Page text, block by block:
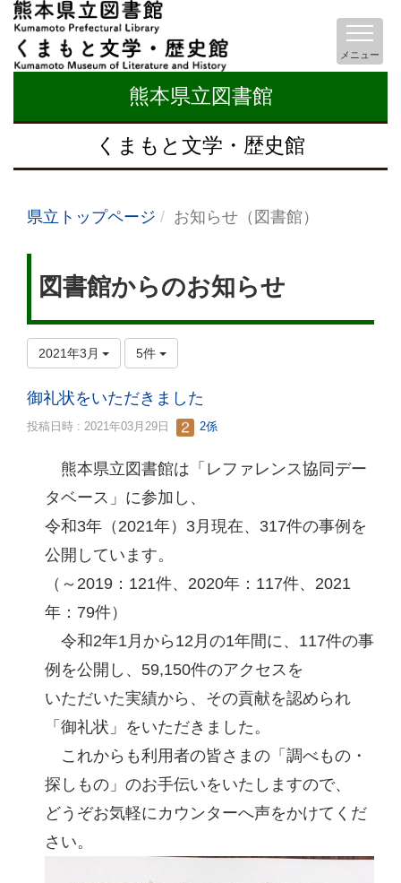
熊本県立図書館
くまもと文学・歴史館
メニュー
県立トップページ お知らせ（図書館）
図書館からのお知らせ
2021年3月 5件
御礼状をいただきました
投稿日時 : 2021年03月29日 2係
熊本県立図書館は「レファレンス協同デー
タベース」に参加し、
令和3年（2021年）3月現在、317件の事例を
公開しています。
（～2019：121件、2020年：117件、2021
年：79件）
令和2年1月から12月の1年間に、117件の事
例を公開し、59,150件のアクセスを
いただいた実績から、その貢献を認められ
「御礼状」をいただきました。
これからも利用者の皆さまの「調べもの・
探しもの」のお手伝いをいたしますので、
どうぞお気軽にカウンターへ声をかけてくだ
さい。